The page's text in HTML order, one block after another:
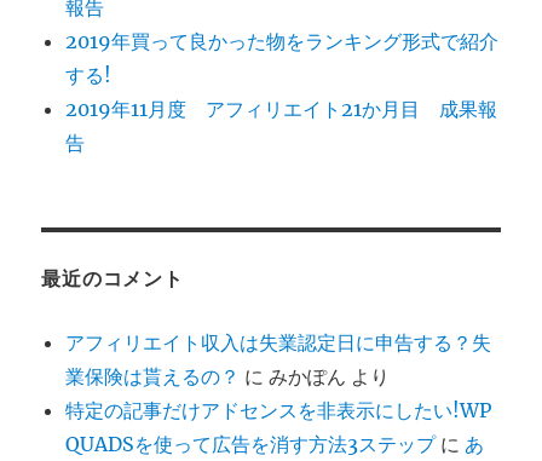
報告
2019年買って良かった物をランキング形式で紹介
する!
2019年11月度 アフィリエイト21か月目 成果報
告
最近のコメント
アフィリエイト収入は失業認定日に申告する？失
業保険は貰えるの？ にみかぽん より
特定の記事だけアドセンスを非表示にしたい!WP
QUADSを使って広告を消す方法3ステップに あ